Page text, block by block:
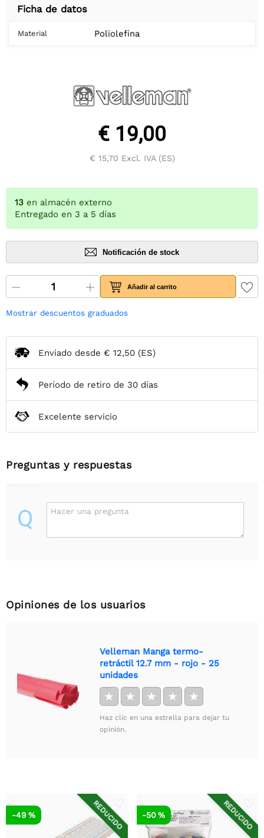
Ficha de datos
Material Poliolefina
€ 19,00
€ 15,70 Excl. IVA (ES)
13 en almacén externo
Entregado en 3 a 5 días
Notificación de stock
Añadir al carrito
Mostrar descuentos graduados
Enviado desde € 12,50 (ES)
Período de retiro de 30 días
Excelente servicio
Preguntas y respuestas
Q Hacer una pregunta
Opiniones de los usuarios
Velleman Manga termo-
retráctil 12.7 mm - rojo - 25
unidades
★ ★ ★ ★ ★
Haz clic en una estrella para dejar tu
opinión.
REDUCIDO
-49 % REDUCIDO
-50 %